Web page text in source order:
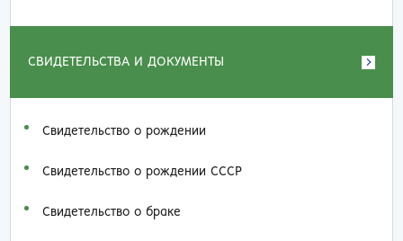
СВИДЕТЕЛЬСТВА И ДОКУМЕНТЫ
Свидетельство о рождении
Свидетельство о рождении СССР
Свидетельство о браке